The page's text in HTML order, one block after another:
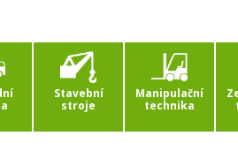
Stavební
stroje
Manipulační
technika